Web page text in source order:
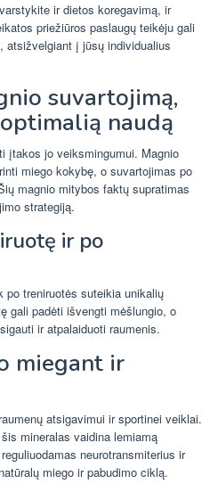
ir dietos koregavimą, ir
priežiūros paslaugų teikėju gali
atsižvelgiant į jūsų individualius
suvartojimą,
naudą
įtakos jo veiksmingumui. Magnio
miego kokybę, o suvartojimas po
magnio mitybos faktų supratimas
strategiją.
ir po
po treniruotės suteikia unikalių
gali padėti išvengti mėšlungio, o
ir atpalaiduoti raumenis.
miegant ir
atsigavimui ir sportinei veiklai.
mineralas vaidina lemiamą
neurotransmiterius ir
miego ir pabudimo ciklą.